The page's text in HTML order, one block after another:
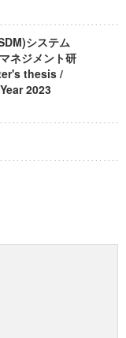
システム
ネジメント研
thesis /
2023